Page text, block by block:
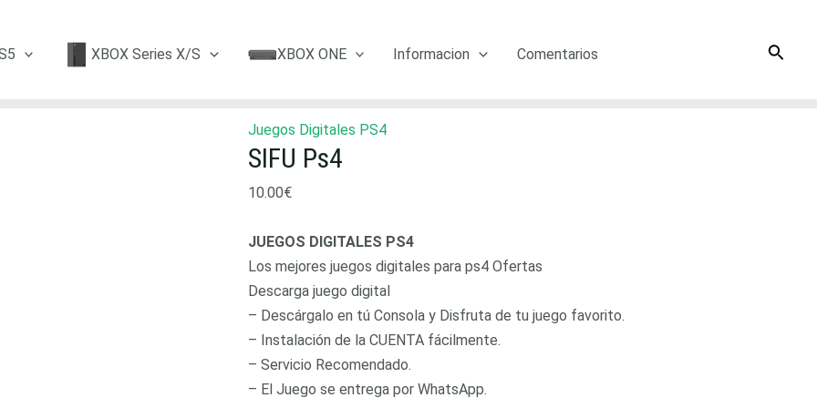
XBOX Series X/S XBOX ONE Informacion Comentarios
Juegos Digitales PS4
SIFU Ps4
10.00€
JUEGOS DIGITALES PS4
Los mejores juegos digitales para ps4 Ofertas
Descarga juego digital
– Descárgalo en tú Consola y Disfruta de tu juego favorito.
– Instalación de la CUENTA fácilmente.
– Servicio Recomendado.
– El Juego se entrega por WhatsApp.